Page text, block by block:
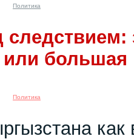
Политика
или большая
Политика
как